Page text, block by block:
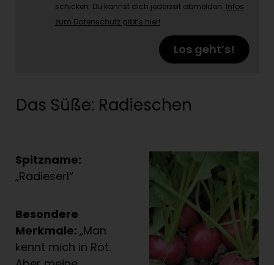
schicken. Du kannst dich jederzeit abmelden. Infos
zum Datenschutz gibt’s hier!
Los geht’s!
Das Süße: Radieschen
Spitzname:
„Radieserl“
Besondere
Merkmale: „Man
kennt mich in Rot.